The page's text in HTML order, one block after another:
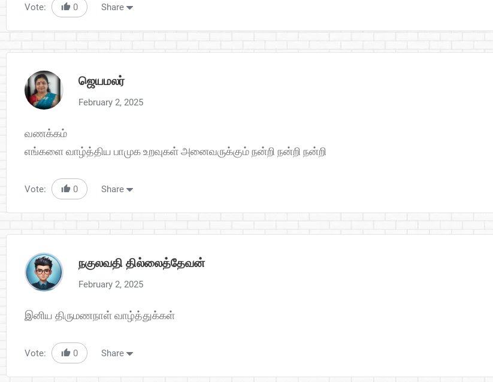
Vote: 0 Share
ஜெயமலர்
February 2, 2025
வணக்கம்
எங்களை வாழ்த்திய பாமுக உறவுகள் அனைவருக்கும் நன்றி நன்றி நன்றி
Vote: 0 Share
நகுலவதி தில்லைத்தேவன்
February 2, 2025
இனிய திருமணநாள் வாழ்த்துக்கள்
Vote: 0 Share